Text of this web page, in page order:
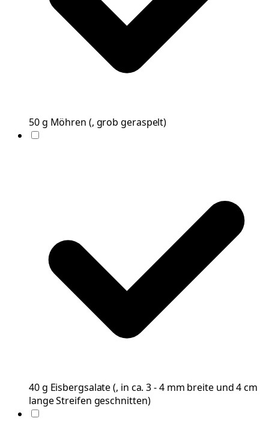
50g Möhren (, grob geraspelt)
40g Eisbergsalate(, in ca. 3 - 4 mm breite und 4 cm
lange Streifen geschnitten)